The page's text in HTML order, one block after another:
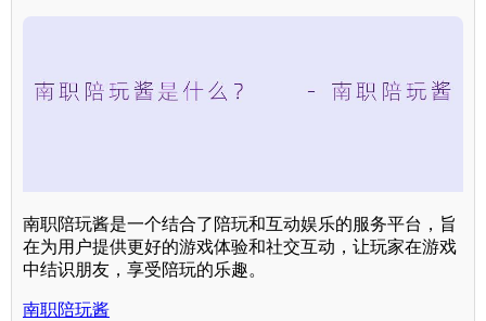
南职陪玩酱是一个结合了陪玩和互动娱乐的服务平台，旨
在为用户提供更好的游戏体验和社交互动，让玩家在游戏
中结识朋友，享受陪玩的乐趣。
南职陪玩酱